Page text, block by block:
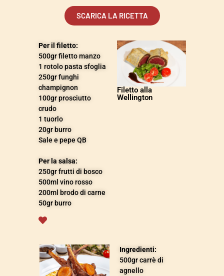
SCARICA LA RICETTA
Per il filetto:
500gr filetto manzo
1 rotolo pasta sfoglia
250gr funghi
champignon
100gr prosciutto
crudo
1 tuorlo
20gr burro
Sale e pepe QB
Per la salsa:
250gr frutti di bosco
500ml vino rosso
200ml brodo di carne
50gr burro
Filetto alla
Wellington
Ingredienti:
500grcarrè di
agnello